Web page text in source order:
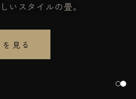
いスタイルの畳。
見る